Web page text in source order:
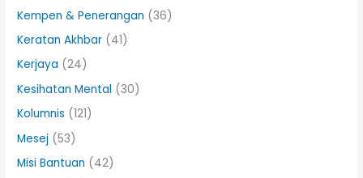
Kempen & Penerangan (36)
Keratan Akhbar (41)
Kerjaya (24)
Kesihatan Mental (30)
Kolumnis (121)
Mesej (53)
Misi Bantuan (42)